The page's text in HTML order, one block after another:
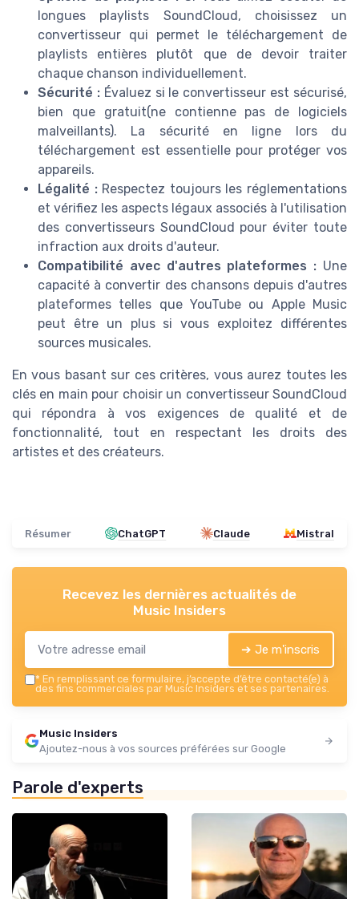
longues playlists SoundCloud, choisissez un
convertisseur qui permet le téléchargement de
playlists entières plutôt que de devoir traiter
chaque chanson individuellement.
Sécurité :Évaluez si le convertisseur est sécurisé,
bien que gratuit(ne contienne pas de logiciels
malveillants). La sécurité en ligne lors du
téléchargement est essentielle pour protéger vos
appareils.
Légalité :Respectez toujours les réglementations
et vérifiez les aspects légaux associés à l'utilisation
des convertisseurs SoundCloud pour éviter toute
infraction aux droits d'auteur.
Compatibilité avec d'autres plateformes : Une
capacité à convertir des chansons depuis d'autres
plateformes telles que YouTube ou Apple Music
peut être un plus si vous exploitez différentes
sources musicales.
En vous basant sur ces critères, vous aurez toutes les
clés en main pour choisir un convertisseur SoundCloud
qui répondra à vos exigences de qualité et de
fonctionnalité, tout en respectant les droits des
artistes et des créateurs.
Résumer ChatGPT Claude Mistral
Recevez les dernières actualités de
Music Insiders
➔ Je m'inscris
* En remplissant ce formulaire, j’accepte d’être contacté(e) à
des fins commerciales par Music Insiders et ses partenaires.
Music Insiders
Ajoutez-nous à vos sources préférées sur Google
Parole d'experts